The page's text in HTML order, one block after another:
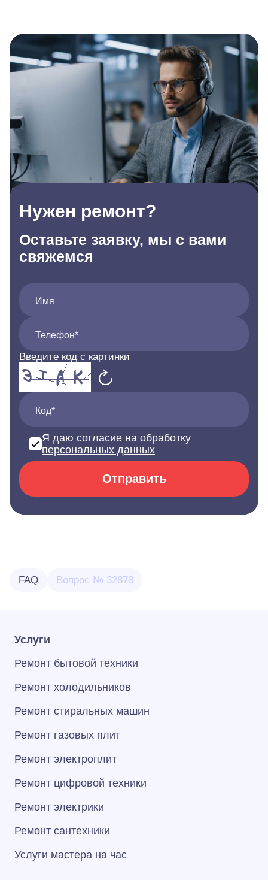
Нужен ремонт?
Оставьте заявку, мы с вами
свяжемся
Имя
Телефон*
Введите код с картинки
Код*
Я даю согласие на обработку
персональных данных
Отправить
FAQ Вопрос № 32878
Услуги
Ремонт бытовой техники
Ремонт холодильников
Ремонт стиральных машин
Ремонт газовых плит
Ремонт электроплит
Ремонт цифровой техники
Ремонт электрики
Ремонт сантехники
Услуги мастера на час